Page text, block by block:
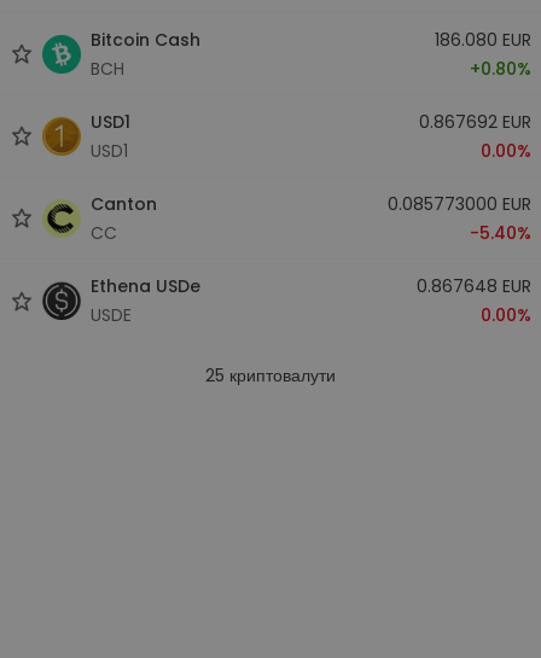
Bitcoin Cash
BCH
186.080 EUR
+0.80%
USD1
USD1
0.867692 EUR
0.00%
Canton
CC
0.085773000 EUR
-5.40%
Ethena USDe
USDE
0.867648 EUR
0.00%
25 криптовалути